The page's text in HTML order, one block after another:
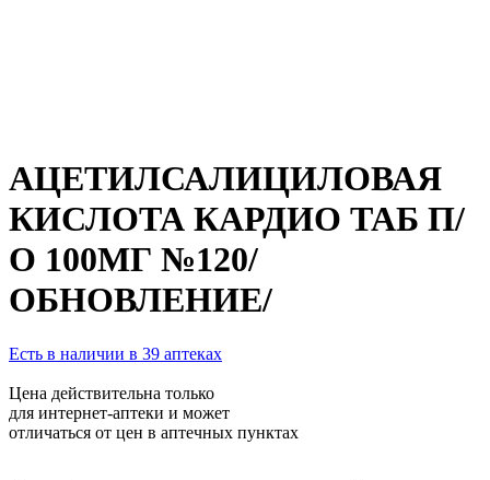
АЦЕТИЛСАЛИЦИЛОВАЯ
КИСЛОТА КАРДИО ТАБ П/
О 100МГ №120/
ОБНОВЛЕНИЕ/
Есть в наличии в 39 аптеках
Цена действительна только
для интернет-аптеки и может
отличаться от цен в аптечных пунктах